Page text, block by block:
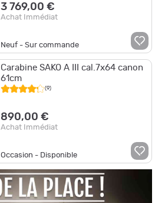
3 769,00 €
Achat Immédiat
Neuf - Sur commande
Carabine SAKO A III cal.7x64 canon
61cm
(9)
890,00 €
Achat Immédiat
Occasion - Disponible